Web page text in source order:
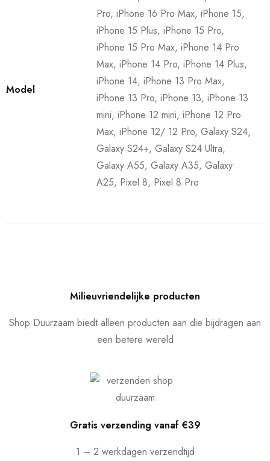
Model
Pro, iPhone 16 Pro Max, iPhone 15,
iPhone 15 Plus, iPhone 15 Pro,
iPhone 15 Pro Max, iPhone 14 Pro
Max, iPhone 14 Pro, iPhone 14 Plus,
iPhone 14, iPhone 13 Pro Max,
iPhone 13 Pro, iPhone 13, iPhone 13
mini, iPhone 12 mini, iPhone 12 Pro
Max, iPhone 12/ 12 Pro, Galaxy S24,
Galaxy S24+, Galaxy S24 Ultra,
Galaxy A55, Galaxy A35, Galaxy
A25, Pixel 8, Pixel 8 Pro
Milieuvriendelijke producten
Shop Duurzaam biedt alleen producten aan die bijdragen aan
een betere wereld
Gratis verzending vanaf €39
1 – 2 werkdagen verzendtijd